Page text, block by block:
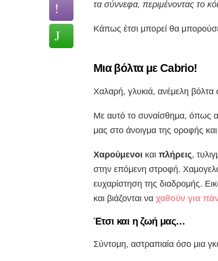
τα σύννεφα, περιμένοντας το
Κάπως έτσι μπορεί θα
Μια βόλτα με Cabrio!
Χαλαρή, γλυκιά, ανέμελη
Με αυτό το συναίσθημα, όπως
μας στο άνοιγμα της οροφής
Χαρούμενοι και πλήρεις,
στην επόμενη στροφή.
ευχαρίστηση της διαδρομής.
και βιάζονται να χαθούν για
Έτσι και η ζωή μας…
Σύντομη, αστραπιαία όσο μια